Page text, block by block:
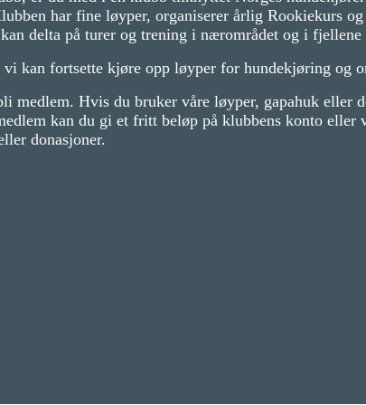
har fine løyper, organiserer årlig Rookiekurs
delta på turer og trening i nærområdet og i
kan fortsette kjøre opp løyper for hundekjøring og
medlem. Hvis du bruker våre løyper, gapahuk eller
kan du gi et fritt beløp på klubbens konto eller
donasjoner.